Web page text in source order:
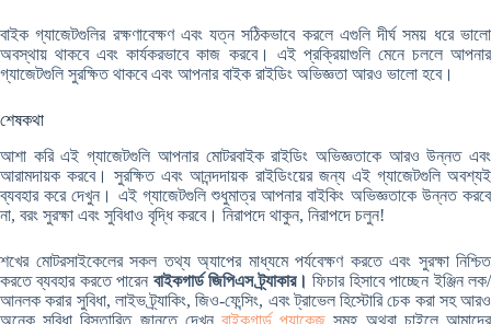
বাইক গ্যাজেটগুলির রক্ষণাবেক্ষণ এবং যত্ন সঠিকভাবে করলে এগুলি দীর্ঘ সময় ধরে ভালো
অবস্থায় থাকবে এবং কার্যকরভাবে কাজ করবে। এই প্রক্রিয়াগুলি মেনে চললে আপনার
গ্যাজেটগুলি সুরক্ষিত থাকবে এবং আপনার বাইক রাইডিং অভিজ্ঞতা আরও ভালো হবে।
শেষকথা
আশা করি এই গ্যাজেটগুলি আপনার মোটরবাইক রাইডিং অভিজ্ঞতাকে আরও উন্নত এবং
আরামদায়ক করবে। সুরক্ষিত এবং আনন্দদায়ক রাইডিংয়ের জন্য এই গ্যাজেটগুলি অবশ্যই
ব্যবহার করে দেখুন। এই গ্যাজেটগুলি শুধুমাত্র আপনার বাইকিং অভিজ্ঞতাকে উন্নত করবে
না, বরং সুরক্ষা এবং সুবিধাও বৃদ্ধি করবে। নিরাপদে থাকুন, নিরাপদে চলুন!
শখের মোটরসাইকেলের সকল তথ্য অ্যাপের মাধ্যমে পর্যবেক্ষণ করতে এবং সুরক্ষা নিশ্চিত
করতে ব্যবহার করতে পারেন বাইকগার্ড জিপিএস ট্র্যাকার। ফিচার হিসাবে পাচ্ছেন ইঞ্জিন লক/
আনলক করার সুবিধা, লাইভ ট্র্যাকিং, জিও-ফেন্সিং, এবং ট্রাভেল হিস্টোরি চেক করা সহ আরও